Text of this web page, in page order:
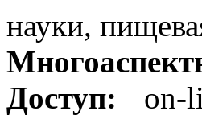
науки,
Доступ: on-